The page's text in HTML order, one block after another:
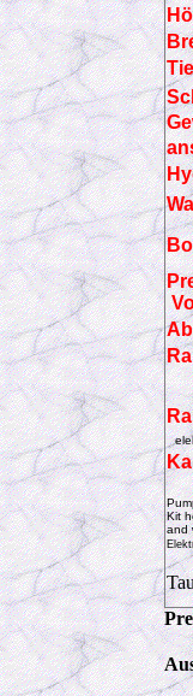
Kit
and